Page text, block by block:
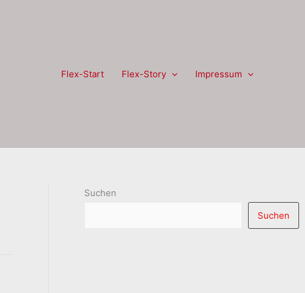
Flex-Start Flex-Story Impressum
Suchen
Suchen